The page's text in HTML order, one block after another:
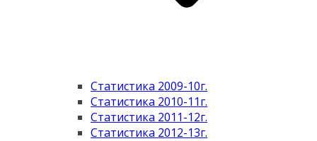
Статистика 2009-10г.
Статистика 2010-11г.
Статистика 2011-12г.
Статистика 2012-13г.